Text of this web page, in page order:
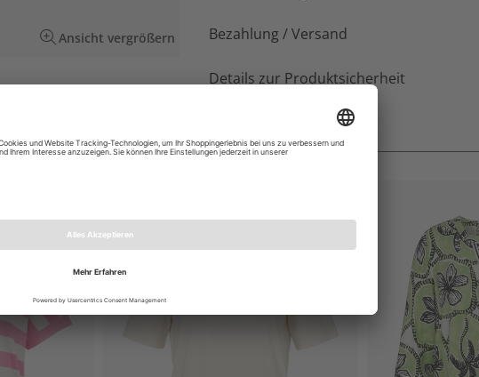
Ansicht vergrößern
Denim für
Bezahlung / Versand
Details zur Produktsicherheit